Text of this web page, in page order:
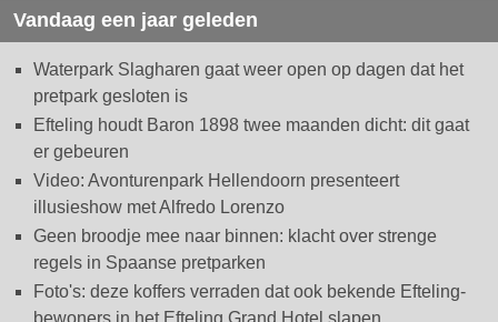
Vandaag een jaar geleden
Waterpark Slagharen gaat weer open op dagen dat het
pretpark gesloten is
Efteling houdt Baron 1898 twee maanden dicht: dit gaat
er gebeuren
Video: Avonturenpark Hellendoorn presenteert
illusieshow met Alfredo Lorenzo
Geen broodje mee naar binnen: klacht over strenge
regels in Spaanse pretparken
Foto's: deze koffers verraden dat ook bekende Efteling-
bewoners in het Efteling Grand Hotel slapen